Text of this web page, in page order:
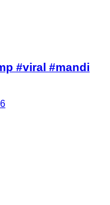
#viral #mandi